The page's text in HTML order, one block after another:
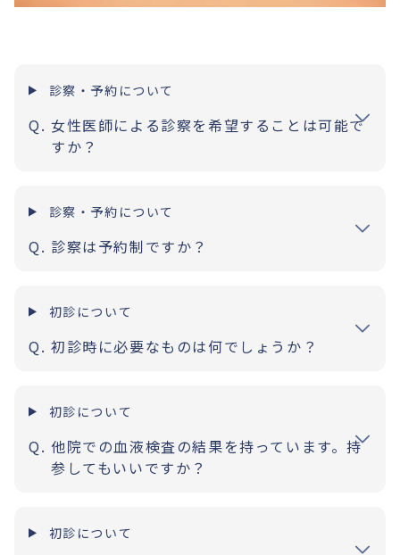
診察・予約について
女性医師による診察を希望することは可能で
すか？
診察・予約について
診察は予約制ですか？
初診について
初診時に必要なものは何でしょうか？
初診について
他院での血液検査の結果を持っています。持
参してもいいですか？
初診について